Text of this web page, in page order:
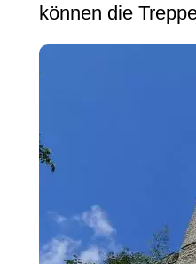
können die